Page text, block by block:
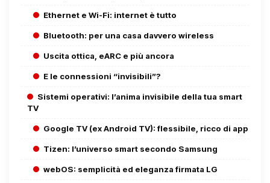
Ethernet e Wi-Fi: internet è tutto
Bluetooth: per una casa davvero wireless
Uscita ottica, eARC e più ancora
E le connessioni “invisibili”?
Sistemi operativi: l’anima invisibile della tua smart
TV
Google TV (ex Android TV): flessibile, ricco di app
Tizen: l’universo smart secondo Samsung
webOS: semplicità ed eleganza firmata LG